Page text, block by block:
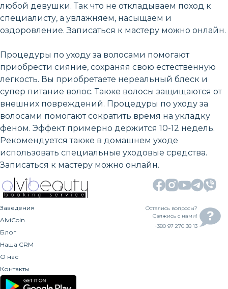
любой девушки. Так что не откладываем поход к
специалисту, а увлажняем, насыщаем и
оздоровление. Записаться к мастеру можно онлайн.
Процедуры по уходу за волосами помогают
приобрести сияние, сохраняя свою естественную
легкость. Вы приобретаете нереальный блеск и
супер питание волос. Также волосы защищаются от
внешних повреждений. Процедуры по уходу за
волосами помогают сократить время на укладку
феном. Эффект примерно держится 10-12 недель.
Рекомендуется также в домашнем уходе
использовать специальные уходовые средства.
Записаться к мастеру можно онлайн.
Заведения
AlviCoin
Блог
Наша CRM
О нас
Контакты
Остались вопросы?
Свяжись с нами!
+380 97 270 38 13